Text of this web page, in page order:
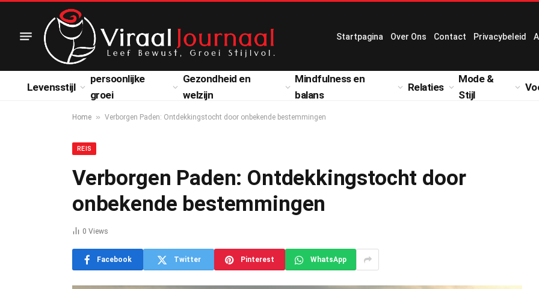
Startpagina Over Ons Contact Privacybeleid
Levensstijl
persoonlijke
groei
Gezondheid en
welzijn
Mindfulness en
balans
Relaties
Mode &
Stijl
Home » Verborgen Paden: Ontdekkingstocht door onbekende bestemmingen
REIS
Verborgen Paden: Ontdekkingstocht door
onbekende bestemmingen
0 Views
Facebook Twitter Pinterest WhatsApp